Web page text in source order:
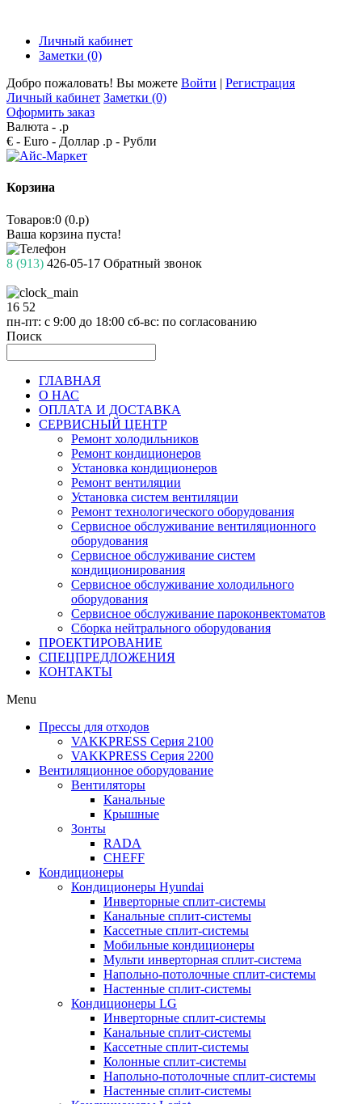
Личный кабинет
Заметки (0)
Добро пожаловать! Вы можете Войти | Регистрация
Личный кабинет Заметки (0)
Оформить заказ
Валюта - .р
€ - Euro - Доллар .р - Рубли
Корзина
Товаров:0 (0.р)
Ваша корзина пуста!
8 (913) 426-05-17 Обратный звонок
16 52
пн-пт: с 9:00 до 18:00 сб-вс: по согласованию
Поиск
ГЛАВНАЯ
О НАС
ОПЛАТА И ДОСТАВКА
СЕРВИСНЫЙ ЦЕНТР
Ремонт холодильников
Ремонт кондиционеров
Установка кондиционеров
Ремонт вентиляции
Установка систем вентиляции
Ремонт технологического оборудования
Cервисное обслуживание вентиляционного
оборудования
Cервисное обслуживание систем
кондиционирования
Cервисное обслуживание холодильного
оборудования
Сервисное обслуживание пароконвектоматов
Сборка нейтрального оборудования
ПРОЕКТИРОВАНИЕ
СПЕЦПРЕДЛОЖЕНИЯ
КОНТАКТЫ
Menu
Прессы для отходов
VAKKPRESS Серия 2100
VAKKPRESS Серия 2200
Вентиляционное оборудование
Вентиляторы
Канальные
Крышные
Зонты
RADA
CHEFF
Кондиционеры
Кондиционеры Hyundai
Инверторные сплит-системы
Канальные сплит-системы
Кассетные сплит-системы
Мобильные кондиционеры
Мульти инверторная сплит-система
Напольно-потолочные сплит-системы
Настенные сплит-системы
Кондиционеры LG
Инверторные сплит-системы
Канальные сплит-системы
Кассетные сплит-системы
Колонные сплит-системы
Напольно-потолочные сплит-системы
Настенные сплит-системы